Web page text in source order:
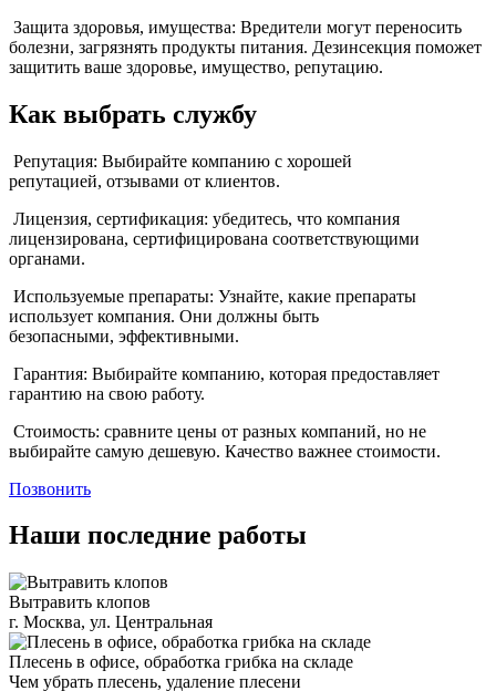
Защита здоровья, имущества: Вредители могут переносить
болезни, загрязнять продукты питания. Дезинсекция поможет
защитить ваше здоровье, имущество, репутацию.
Как выбрать службу
Репутация: Выбирайте компанию с хорошей
репутацией, отзывами от клиентов.
Лицензия, сертификация: убедитесь, что компания
лицензирована, сертифицирована соответствующими
органами.
Используемые препараты: Узнайте, какие препараты
использует компания. Они должны быть
безопасными, эффективными.
Гарантия: Выбирайте компанию, которая предоставляет
гарантию на свою работу.
Стоимость: сравните цены от разных компаний, но не
выбирайте самую дешевую. Качество важнее стоимости.
Позвонить
Наши последние работы
Вытравить клопов
г. Москва, ул. Центральная
Плесень в офисе, обработка грибка на складе
Чем убрать плесень, удаление плесени